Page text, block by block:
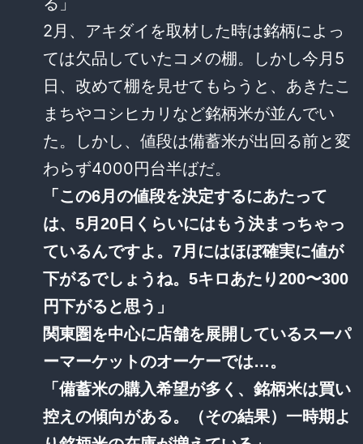
2月、アキダイを取材した時は銘柄によっ
ては欠品していたコメの棚。しかし今月5
日、改めて棚を見せてもらうと、あきたこ
まちやコシヒカリなど銘柄米が並んでい
た。しかし、値段は備蓄米が出回る前と変
わらず4000円台半ばだ。
「この6月の値段を決定するにあたって
は、5月20日くらいにはもう決まっちゃっ
ているんですよ。7月にはほぼ確実に値が
下がるでしょうね。5キロあたり200〜300
円下がると思う」
関東圏を中心に店舗を展開しているスーパ
ーマーケットのオーケーでは…。
「備蓄米の購入希望が多く、銘柄米は買い
控えの傾向がある。（その結果）一時期よ